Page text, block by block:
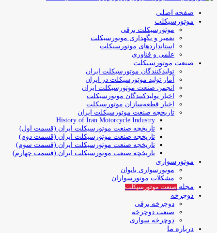
صفحه اصلی
موتورسیکلت
موتورسیکلت برقی
تعمیر و نگهداری موتورسیکلت
استانداردهای موتورسیکلت
علمی و فناوری
صنعت موتورسیکلت
تولیدکنندگان موتورسیکلت ایران
آمار تولید موتورسیکلت در ایران
انجمن صنعت موتورسیکلت ایران
اخبار تولیدکنندگان موتورسیکلت
اخبار قطعه‌سازان موتورسیکلت
تاریخچه صنعت موتورسیکلت ایران
History of Iran Motorcycle Industry
تاریخچه صنعت موتورسیکلت ایران (قسمت اول)
تاریخچه صنعت موتورسیکلت ایران (قسمت دوم)
تاریخچه صنعت موتورسیکلت ایران (قسمت سوم)
تاریخچه صنعت موتورسیکلت ایران (قسمت چهارم)
موتورسواری
موتورسواری بانوان
مشکلات موتورسواران
مجله صنعت موتورسیکلت
دوچرخه
دوچرخه برقی
صنعت دوچرخه
دوچرخه سواری
درباره ما